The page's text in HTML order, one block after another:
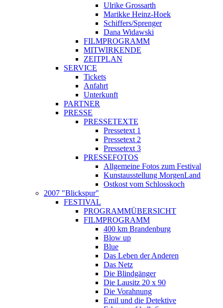
Ulrike Grossarth
Marikke Heinz-Hoek
Schiffers/Sprenger
Dana Widawski
FILMPROGRAMM
MITWIRKENDE
ZEITPLAN
SERVICE
Tickets
Anfahrt
Unterkunft
PARTNER
PRESSE
PRESSETEXTE
Pressetext 1
Pressetext 2
Pressetext 3
PRESSEFOTOS
Allgemeine Fotos zum Festival
Kunstausstellung MorgenLand
Ostkost vom Schlosskoch
2007 "Blickspur"
FESTIVAL
PROGRAMMÜBERSICHT
FILMPROGRAMM
400 km Brandenburg
Blow up
Blue
Das Leben der Anderen
Das Netz
Die Blindgänger
Die Lausitz 20 x 90
Die Vorahnung
Emil und die Detektive